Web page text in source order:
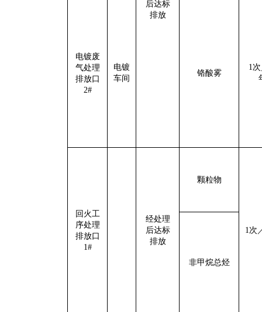
后达标
排放
电镀废
气处理
排放口
2#
电镀
车间
铬酸雾
1
回火工
序处理
排放口
1#
经处理
后达标
排放
颗粒物
1 次
非甲烷总烃